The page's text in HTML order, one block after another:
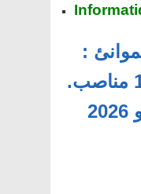
:
مباريات لتوظيف 15 مناصب.